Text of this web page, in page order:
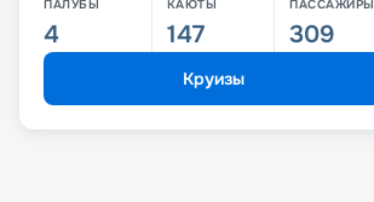
ПАЛУБЫ
4
КАЮТЫ
147
ПАССАЖИРЫ
309
Круизы